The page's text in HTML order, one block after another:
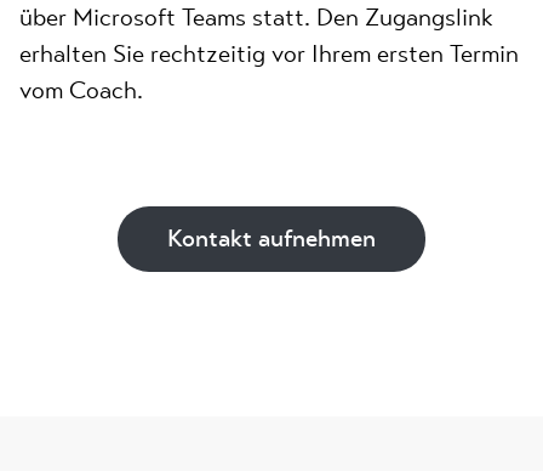
über Microsoft Teams statt. Den Zugangslink
erhalten Sie rechtzeitig vor Ihrem ersten Termin
vom Coach.
Kontakt aufnehmen